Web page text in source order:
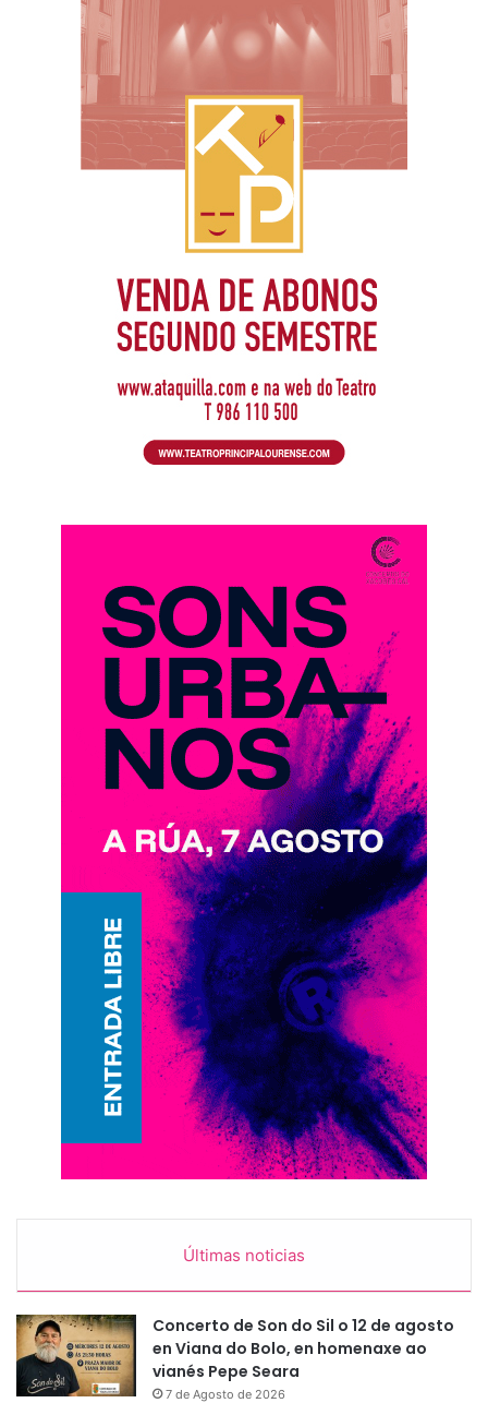
Últimas noticias
Concerto de Son do Sil o 12 de agosto
en Viana do Bolo, en homenaxe ao
vianés Pepe Seara
7 de Agosto de 2026